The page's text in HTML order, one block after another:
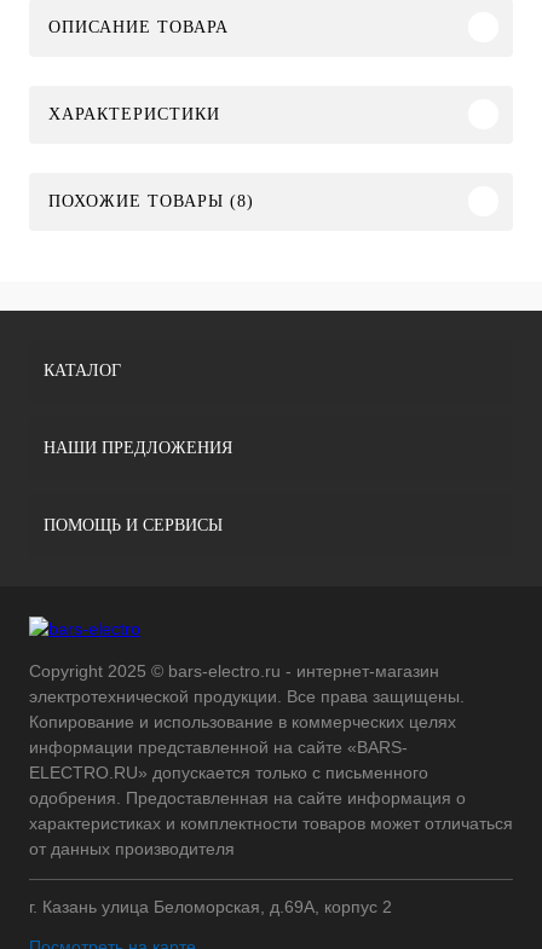
ОПИСАНИЕ ТОВАРА
ХАРАКТЕРИСТИКИ
ПОХОЖИЕ ТОВАРЫ (8)
КАТАЛОГ
НАШИ ПРЕДЛОЖЕНИЯ
ПОМОЩЬ И СЕРВИСЫ
Copyright 2025 © bars-electro.ru - интернет-магазин
электротехнической продукции. Все права защищены.
Копирование и использование в коммерческих целях
информации представленной на сайте «BARS-
ELECTRO.RU» допускается только с письменного
одобрения. Предоставленная на сайте информация о
характеристиках и комплектности товаров может отличаться
от данных производителя
г. Казань улица Беломорская, д.69А, корпус 2